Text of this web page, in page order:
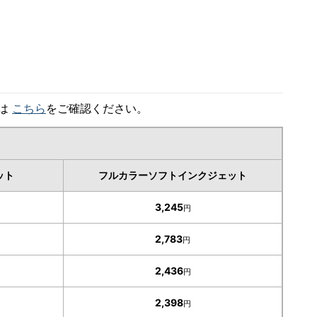
こちら をご確認ください。
ト フルカラーソフトインクジェット
3,245円
2,783円
2,436円
2,398円